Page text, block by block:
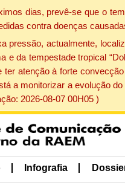
dias, prevê-se que o
contra doenças
pressão, actualmente,
e da tempestade tropical
atenção à forte
a monitorizar a evolução
2026-08-07 00H05 )
Infografia